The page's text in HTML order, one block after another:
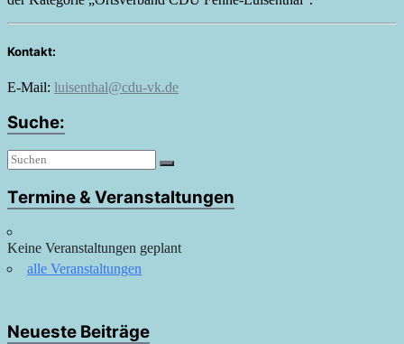
Kontakt:
E-Mail: luisenthal@cdu-vk.de
Suche:
Termine & Veranstaltungen
Keine Veranstaltungen geplant
alle Veranstaltungen
Neueste Beiträge